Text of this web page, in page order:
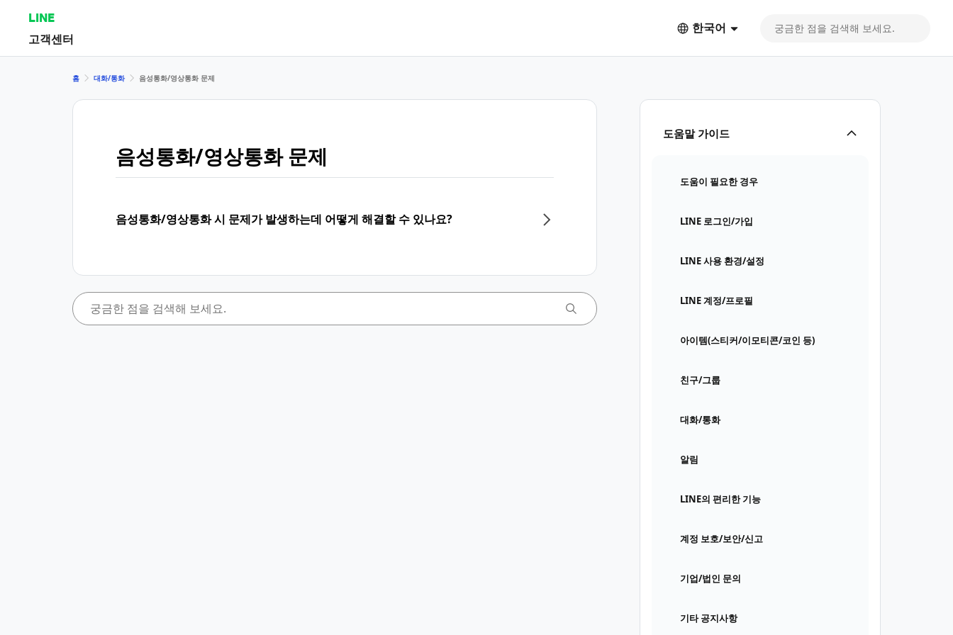
LINE
고객센터
한국어
도움말 가이드
도움이 필요한 경우
LINE 로그인/가입
LINE 사용 환경/설정
LINE 계정/프로필
아이템(스티커/이모티콘/코인 등)
친구/그룹
대화/통화
알림
LINE의 편리한 기능
계정 보호/보안/신고
기업/법인 문의
기타 공지사항
홈 대화/통화 음성통화/영상통화 문제
음성통화/영상통화 문제
음성통화/영상통화 시 문제가 발생하는데 어떻게 해결할 수 있나요?